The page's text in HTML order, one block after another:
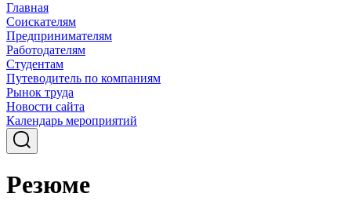
Главная
Соискателям
Предпринимателям
Работодателям
Студентам
Путеводитель по компаниям
Рынок труда
Новости сайта
Календарь мероприятий
Резюме